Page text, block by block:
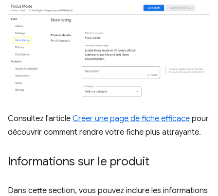
Consultez l'article Créer une page de fiche efficace pour
découvrir comment rendre votre fiche plus attrayante.
Informations sur le produit
Dans cette section, vous pouvez inclure les informations